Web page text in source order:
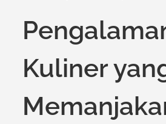
Kuliner